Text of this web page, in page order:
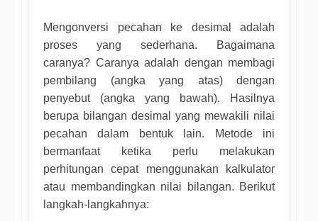
Mengonversi pecahan ke desimal adalah
proses yang sederhana. Bagaimana
caranya? Caranya adalah dengan membagi
pembilang (angka yang atas) dengan
penyebut (angka yang bawah). Hasilnya
berupa bilangan desimal yang mewakili nilai
pecahan dalam bentuk lain. Metode ini
bermanfaat ketika perlu melakukan
perhitungan cepat menggunakan kalkulator
atau membandingkan nilai bilangan. Berikut
langkah-langkahnya: